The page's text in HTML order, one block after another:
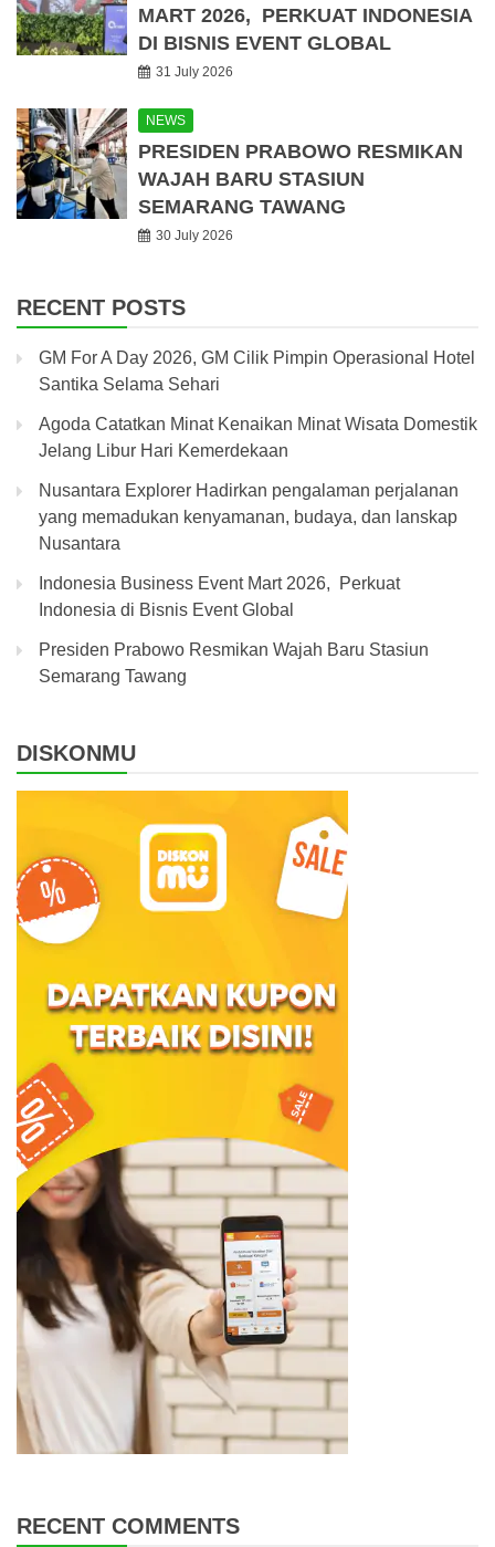
MART 2026, PERKUAT INDONESIA
DI BISNIS EVENT GLOBAL
31 July 2026
NEWS
PRESIDEN PRABOWO RESMIKAN
WAJAH BARU STASIUN
SEMARANG TAWANG
30 July 2026
RECENT POSTS
GM For A Day 2026, GM Cilik Pimpin Operasional Hotel
Santika Selama Sehari
Agoda Catatkan Minat Kenaikan Minat Wisata Domestik
Jelang Libur Hari Kemerdekaan
Nusantara Explorer Hadirkan pengalaman perjalanan
yang memadukan kenyamanan, budaya, dan lanskap
Nusantara
Indonesia Business Event Mart 2026, Perkuat
Indonesia di Bisnis Event Global
Presiden Prabowo Resmikan Wajah Baru Stasiun
Semarang Tawang
DISKONMU
RECENT COMMENTS